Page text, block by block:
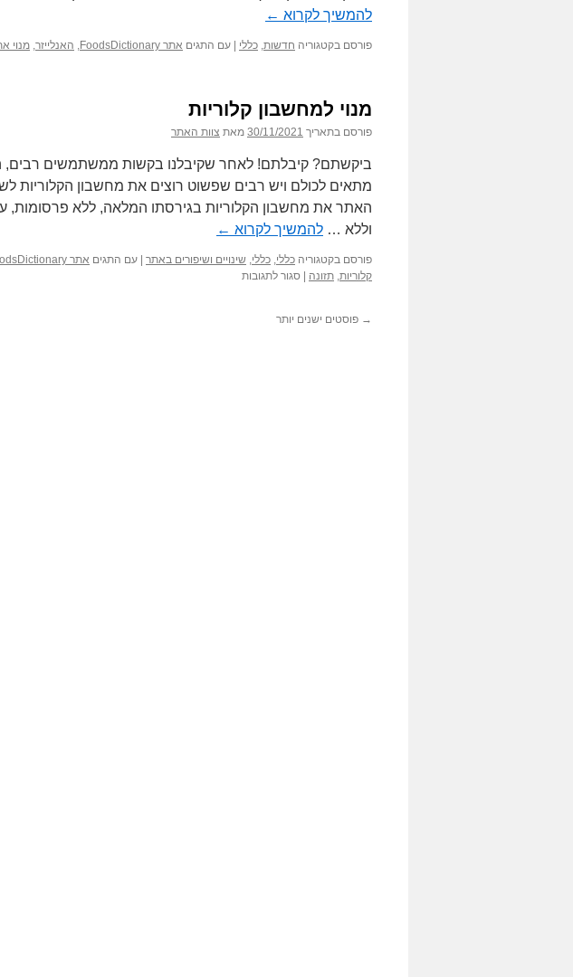
להמשיך לקרוא ←
פורסם בקטגוריה חדשות, כללי עם התגים אתר FoodsDictionary , האנלייזר, מנוי
מנוי למחשבון קלוריות
פורסם בתאריך 30/11/2021 מאת צוות האתר
ביקשתם? קיבלתם! לאחר שקיבלנו בקשות ממשתמשים רבים,
מתאים לכולם ויש רבים שפשוט רוצים את מחשבון הקלוריות
האתר את מחשבון הקלוריות בגירסתו המלאה, ללא פרסומות,
וללא … להמשיך לקרוא ←
פורסם בקטגוריה כללי, כללי, שינויים ושיפורים באתר עם התגים אתר FoodsDictionary
קלוריות, תזונה סגור לתגובותעל
→ פוסטים ישנים יותר